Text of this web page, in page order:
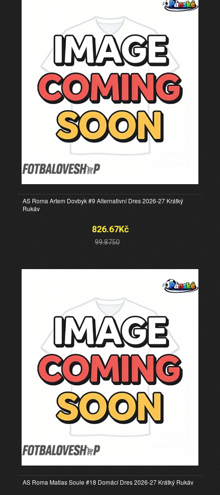
AS Roma Artem Dovbyk #9 Alternativní Dres 2026-27 Krátký
Rukáv
826.67Kč
99.8750
AS Roma Matias Soule #18 Domácí Dres 2026-27 Krátký Rukáv